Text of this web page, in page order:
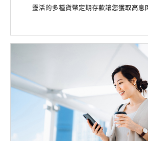
靈活的多種貨幣定期存款讓您獲取高息